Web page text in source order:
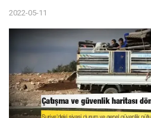
2022-05-11